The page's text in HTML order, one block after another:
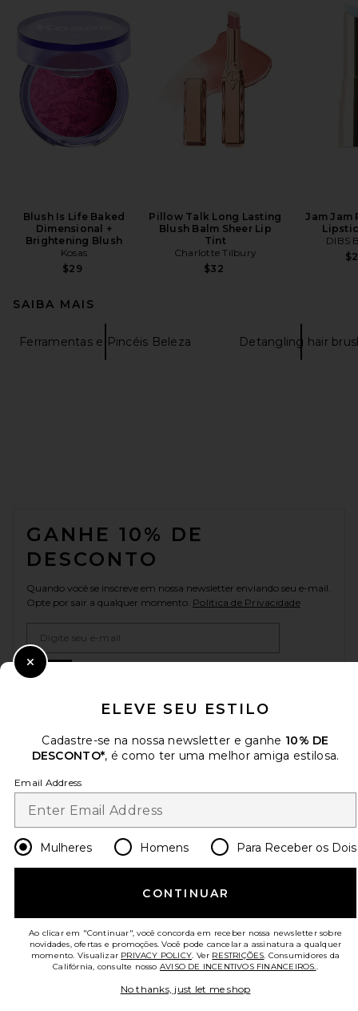
Blush Is Life Baked
Dimensional +
Brightening Blush
Kosas
$29
Pillow Talk Long Lasting
Blush Balm Sheer Lip
Tint
Charlotte Tilbury
$32
Jam Jam
DIBS
SAIBA MAIS
Ferramentas e Pincéis Beleza Detangling hair
GANHE 10% DE
DESCONTO
Quando você se inscreve em nossa newsletter enviando seu e-mail.
Opte por sair a qualquer momento. Política de Privacidade
Change Country Regions
pt USD
AJUDE-NOS A MELHORAR!
Responda uma rápida pesquisa sobre seu acesso.Vamos lá!
© EMINENT, INC. (UMA EMPRESA DO GRUPO REVOLVE). TODOS OS DIREITOS
RESERVADOS
ELEVE SEU ESTILO
Cadastre-se na nossa newsletter e ganhe 10% DE
DESCONTO*, é como ter uma melhor amiga estilosa.
Email Address
Mulheres Homens Para Receber os Dois
CONTINUAR
Ao clicar em "Continuar", você concorda em receber nossa newsletter sobre
novidades, ofertas e promoções. Você pode cancelar a assinatura a qualquer
momento. Visualizar PRIVACY POLICY. Ver RESTRIÇÕES. Consumidores da
Califórnia, consulte nosso AVISO DE INCENTIVOS FINANCEIROS..
No thanks, just let me shop
Close Modal